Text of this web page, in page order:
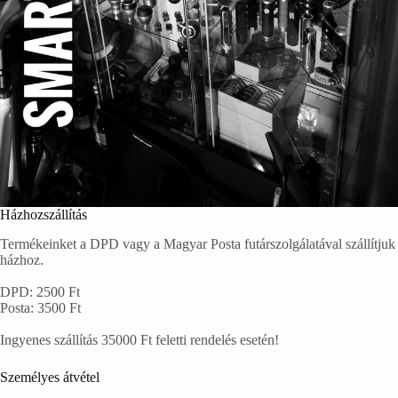
Házhozszállítás
Termékeinket a DPD vagy a Magyar Posta futárszolgálatával szállítjuk
házhoz.
DPD: 2500 Ft
Posta: 3500 Ft
Ingyenes szállítás 35000 Ft feletti rendelés esetén!
Személyes átvétel